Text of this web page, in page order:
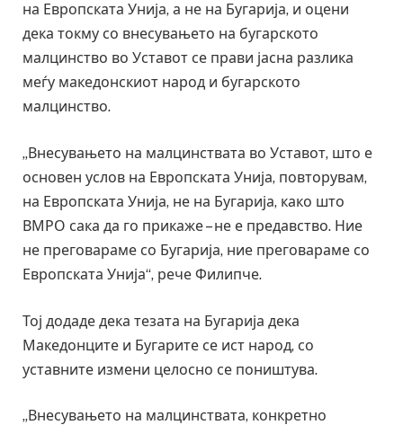
на Европската Унија, а не на Бугарија, и оцени
дека токму со внесувањето на бугарското
малцинство во Уставот се прави јасна разлика
меѓу македонскиот народ и бугарското
малцинство.
„Внесувањето на малцинствата во Уставот, што е
основен услов на Европската Унија, повторувам,
на Европската Унија, не на Бугарија, како што
ВМРО сака да го прикаже – не е предавство. Ние
не преговараме со Бугарија, ние преговараме со
Европската Унија“, рече Филипче.
Тој додаде дека тезата на Бугарија дека
Македонците и Бугарите се ист народ, со
уставните измени целосно се поништува.
„Внесувањето на малцинствата, конкретно